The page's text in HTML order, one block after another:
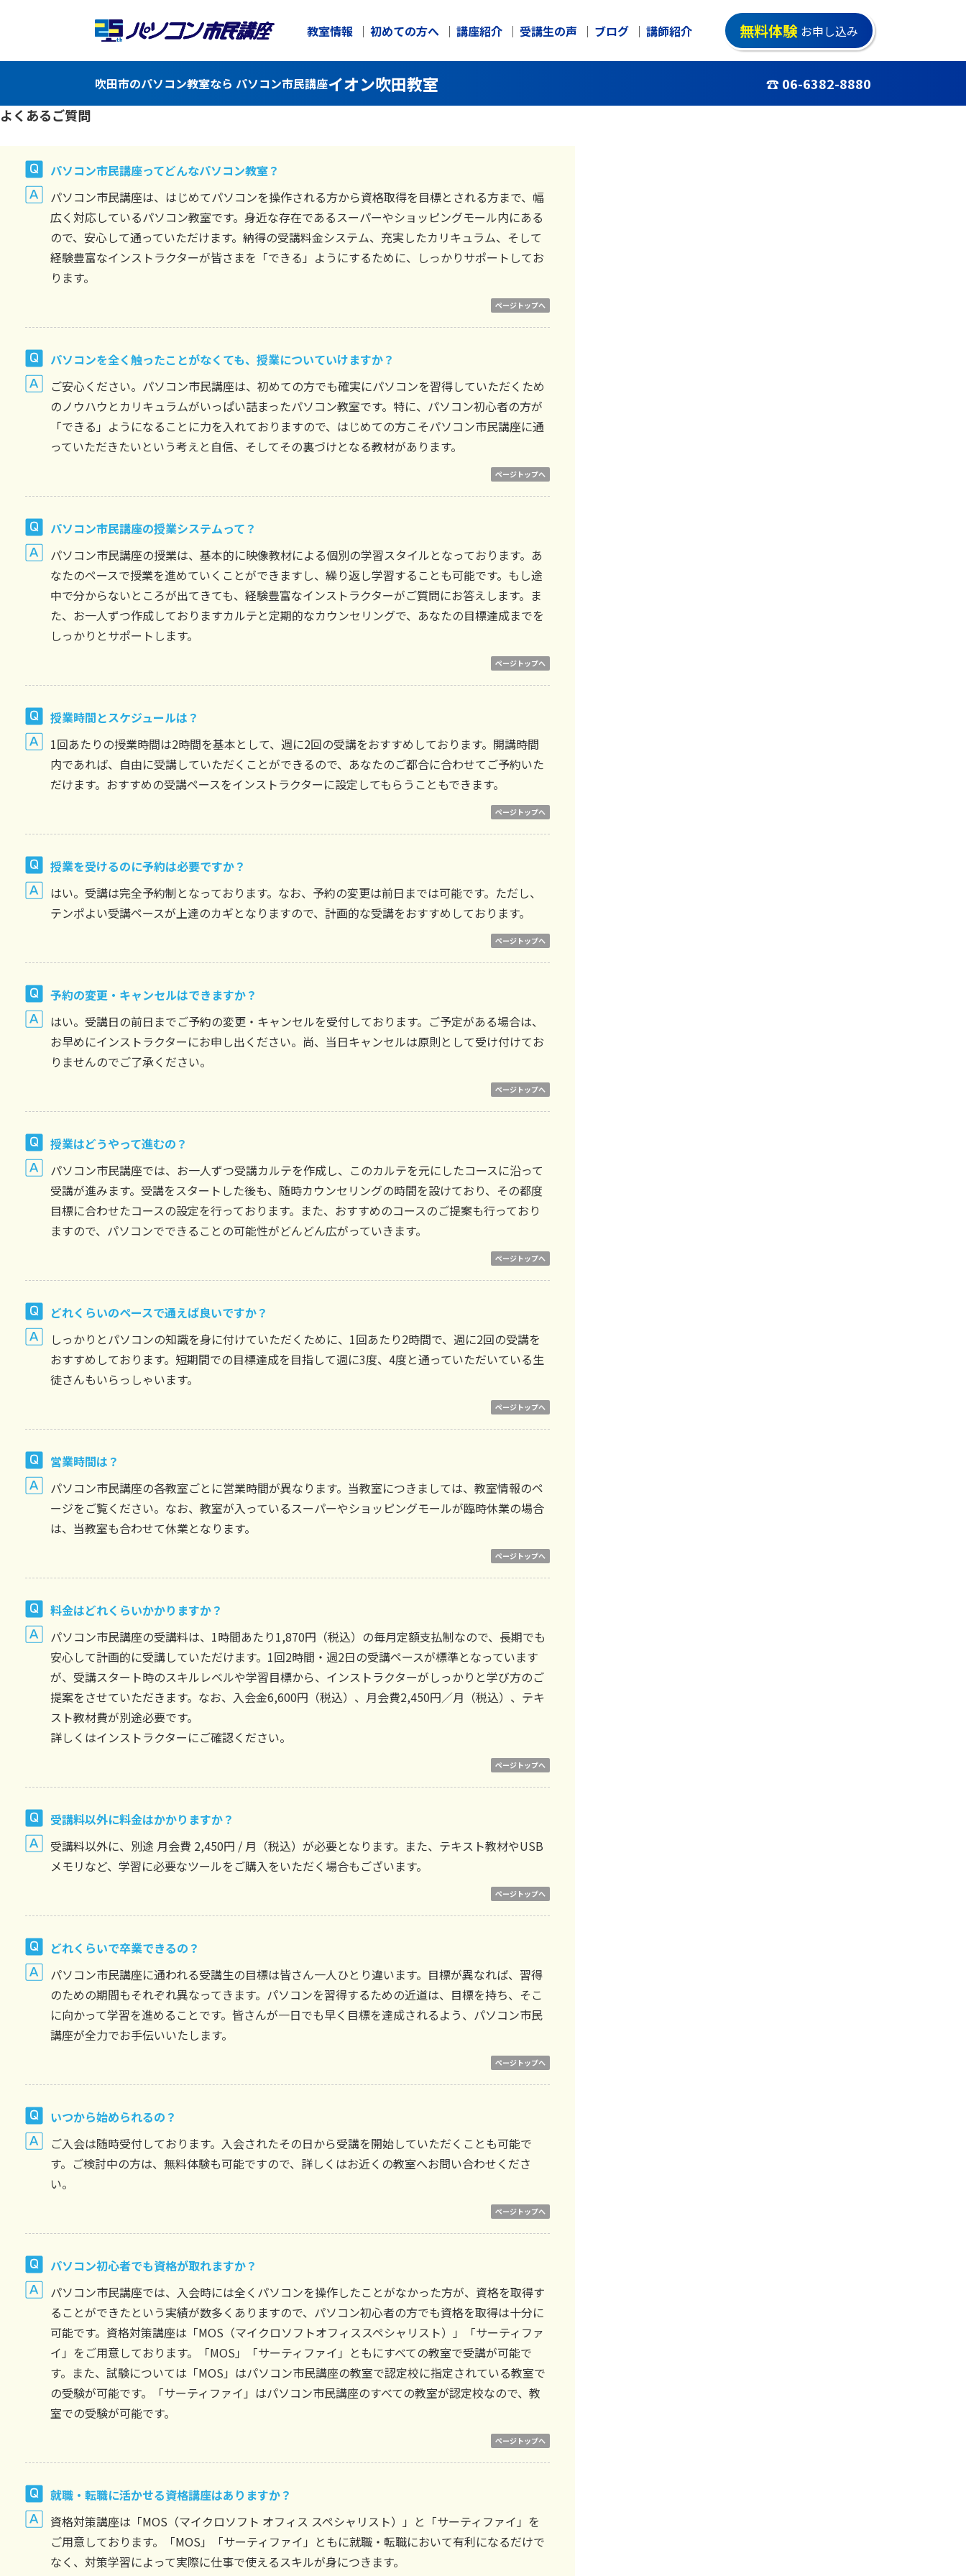
教室情報 初めての方へ 講座紹介 受講生の声 ブログ 講師紹介 無料体験 お申し込み
吹田市のパソコン教室なら パソコン市民講座イオン吹田教室
☎ 06-6382-8880
よくあるご質問
パソコン市民講座ってどんなパソコン教室？
パソコン市民講座は、はじめてパソコンを操作される方から資格取得を目標とされる方まで、幅
広く対応しているパソコン教室です。身近な存在であるスーパーやショッピングモール内にある
ので、安心して通っていただけます。納得の受講料金システム、充実したカリキュラム、そして
経験豊富なインストラクターが皆さまを「できる」ようにするために、しっかりサポートしてお
ります。
ページトップへ
パソコンを全く触ったことがなくても、授業についていけますか？
ご安心ください。パソコン市民講座は、初めての方でも確実にパソコンを習得していただくため
のノウハウとカリキュラムがいっぱい詰まったパソコン教室です。特に、パソコン初心者の方が
「できる」ようになることに力を入れておりますので、はじめての方こそパソコン市民講座に通
っていただきたいという考えと自信、そしてその裏づけとなる教材があります。
ページトップへ
パソコン市民講座の授業システムって？
パソコン市民講座の授業は、基本的に映像教材による個別の学習スタイルとなっております。あ
なたのペースで授業を進めていくことができますし、繰り返し学習することも可能です。もし途
中で分からないところが出てきても、経験豊富なインストラクターがご質問にお答えします。ま
た、お一人ずつ作成しておりますカルテと定期的なカウンセリングで、あなたの目標達成までを
しっかりとサポートします。
ページトップへ
授業時間とスケジュールは？
1回あたりの授業時間は2時間を基本として、週に2回の受講をおすすめしております。開講時間
内であれば、自由に受講していただくことができるので、あなたのご都合に合わせてご予約いた
だけます。おすすめの受講ペースをインストラクターに設定してもらうこともできます。
ページトップへ
授業を受けるのに予約は必要ですか？
はい。受講は完全予約制となっております。なお、予約の変更は前日までは可能です。ただし、
テンポよい受講ペースが上達のカギとなりますので、計画的な受講をおすすめしております。
ページトップへ
予約の変更・キャンセルはできますか？
はい。受講日の前日までご予約の変更・キャンセルを受付しております。ご予定がある場合は、
お早めにインストラクターにお申し出ください。尚、当日キャンセルは原則として受け付けてお
りませんのでご了承ください。
ページトップへ
授業はどうやって進むの？
パソコン市民講座では、お一人ずつ受講カルテを作成し、このカルテを元にしたコースに沿って
受講が進みます。受講をスタートした後も、随時カウンセリングの時間を設けており、その都度
目標に合わせたコースの設定を行っております。また、おすすめのコースのご提案も行っており
ますので、パソコンでできることの可能性がどんどん広がっていきます。
ページトップへ
どれくらいのペースで通えば良いですか？
しっかりとパソコンの知識を身に付けていただくために、1回あたり2時間で、週に2回の受講を
おすすめしております。短期間での目標達成を目指して週に3度、4度と通っていただいている生
徒さんもいらっしゃいます。
ページトップへ
営業時間は？
パソコン市民講座の各教室ごとに営業時間が異なります。当教室につきましては、 教室情報のペ
ージをご覧ください。なお、教室が入っているスーパーやショッピングモールが臨時休業の場合
は、当教室も合わせて休業となります。
ページトップへ
料金はどれくらいかかりますか？
パソコン市民講座の受講料は、1時間あたり1,870円（税込）の毎月定額支払制なので、長期でも
安心して計画的に受講していただけます。1回2時間・週2日の受講ペースが標準となっています
が、受講スタート時のスキルレベルや学習目標から、インストラクターがしっかりと学び方のご
提案をさせていただきます。なお、入会金6,600円（税込）、月会費2,450円／月（税込）、テキ
スト教材費が別途必要です。
詳しくはインストラクターにご確認ください。
ページトップへ
受講料以外に料金はかかりますか？
受講料以外に、別途 月会費 2,450円 / 月（税込）が必要となります。また、テキスト教材やUSB
メモリなど、学習に必要なツールをご購入をいただく場合もございます。
ページトップへ
どれくらいで卒業できるの？
パソコン市民講座に通われる受講生の目標は皆さん一人ひとり違います。目標が異なれば、習得
のための期間もそれぞれ異なってきます。パソコンを習得するための近道は、目標を持ち、そこ
に向かって学習を進めることです。皆さんが一日でも早く目標を達成されるよう、パソコン市民
講座が全力でお手伝いいたします。
ページトップへ
いつから始められるの？
ご入会は随時受付しております。入会されたその日から受講を開始していただくことも可能で
す。ご検討中の方は、無料体験も可能ですので、詳しくはお近くの教室へお問い合わせくださ
い。
ページトップへ
パソコン初心者でも資格が取れますか？
パソコン市民講座では、入会時には全くパソコンを操作したことがなかった方が、資格を取得す
ることができたという実績が数多くありますので、パソコン初心者の方でも資格を取得は十分に
可能です。資格対策講座は「MOS（マイクロソフトオフィススペシャリスト）」「サーティファ
イ」をご用意しております。「MOS」「サーティファイ」ともにすべての教室で受講が可能で
す。また、試験については「MOS」はパソコン市民講座の教室で認定校に指定されている教室で
の受験が可能です。「サーティファイ」はパソコン市民講座のすべての教室が認定校なので、教
室での受験が可能です。
ページトップへ
就職・転職に活かせる資格講座はありますか？
資格対策講座は「MOS（マイクロソフト オフィス スペシャリスト）」と「サーティファイ」を
ご用意しております。「MOS」「サーティファイ」ともに就職・転職において有利になるだけで
なく、対策学習によって実際に仕事で使えるスキルが身につきます。